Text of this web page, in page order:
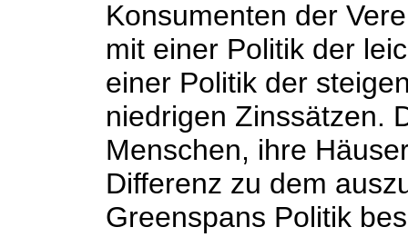
Konsumenten der
mit einer Politik der
einer Politik der
niedrigen Zinssätzen.
Menschen, ihre
Differenz zu dem
Greenspans Politik